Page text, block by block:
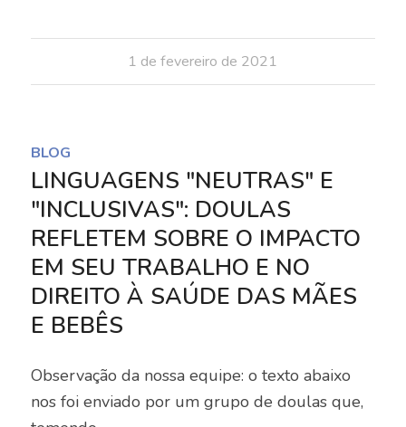
1 de fevereiro de 2021
BLOG
LINGUAGENS "NEUTRAS" E
"INCLUSIVAS": DOULAS
REFLETEM SOBRE O IMPACTO
EM SEU TRABALHO E NO
DIREITO À SAÚDE DAS MÃES
E BEBÊS
Observação da nossa equipe: o texto abaixo
nos foi enviado por um grupo de doulas que,